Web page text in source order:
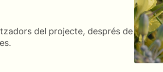
del projecte, després de